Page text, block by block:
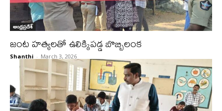
ఆంధ్రప్రదేశ్
జంట హత్యలతో ఉలిక్కిపడ్డ బొబ్బిలంక
Shanthi - March 3, 2026